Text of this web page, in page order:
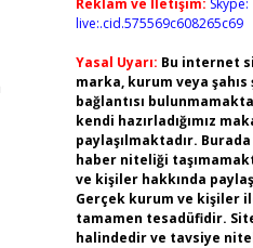
Reklam ve İletişim: Skype:
live:.cid.575569c608265c69
Yasal Uyarı: Bu internet
marka, kurum veya
bağlantısı
kendi hazırladığımız
paylaşılmaktadır.
haber niteliği
ve kişiler hakkında
Gerçek kurum ve kişiler
tamamen tesadüfidir.
halindedir ve tavsiye